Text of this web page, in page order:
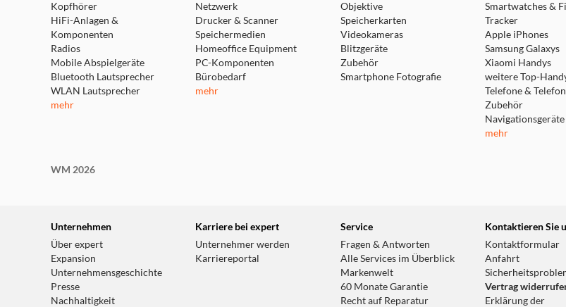
expert Lehrte
19.8 km
Parkstraße 30
31275 Lehrte
Heute bereits geschlossen!
weitere Details
Heute bereits geschlossen!
expert Celle
33.7 km
Zur Hasselklink 3-5
29229 Celle
Heute bereits geschlossen!
Kopfhörer
HiFi-Anlagen &
Komponenten
Radios
Mobile Abspielgeräte
Bluetooth Lautsprecher
WLAN Lautsprecher
mehr
Netzwerk
Drucker & Scanner
Speichermedien
Homeoffice Equipment
PC-Komponenten
Bürobedarf
mehr
Objektive
Speicherkarten
Videokameras
Blitzgeräte
Zubehör
Smartphone Fotografie
Smartwatches &
Tracker
Apple iPhones
Samsung Galaxys
Xiaomi Handys
weitere Top-
Telefone &
Zubehör
Navigationsgeräte
mehr
WM 2026
Unternehmen
Über expert
Expansion
Unternehmensgeschichte
Presse
Nachhaltigkeit
Karriere bei expert
Unternehmer werden
Karriereportal
Service
Fragen & Antworten
Alle Services im Überblick
Markenwelt
60 Monate Garantie
Recht auf Reparatur
Kontaktieren Sie
Kontaktformular
Anfahrt
Vertrag
Erklärung der